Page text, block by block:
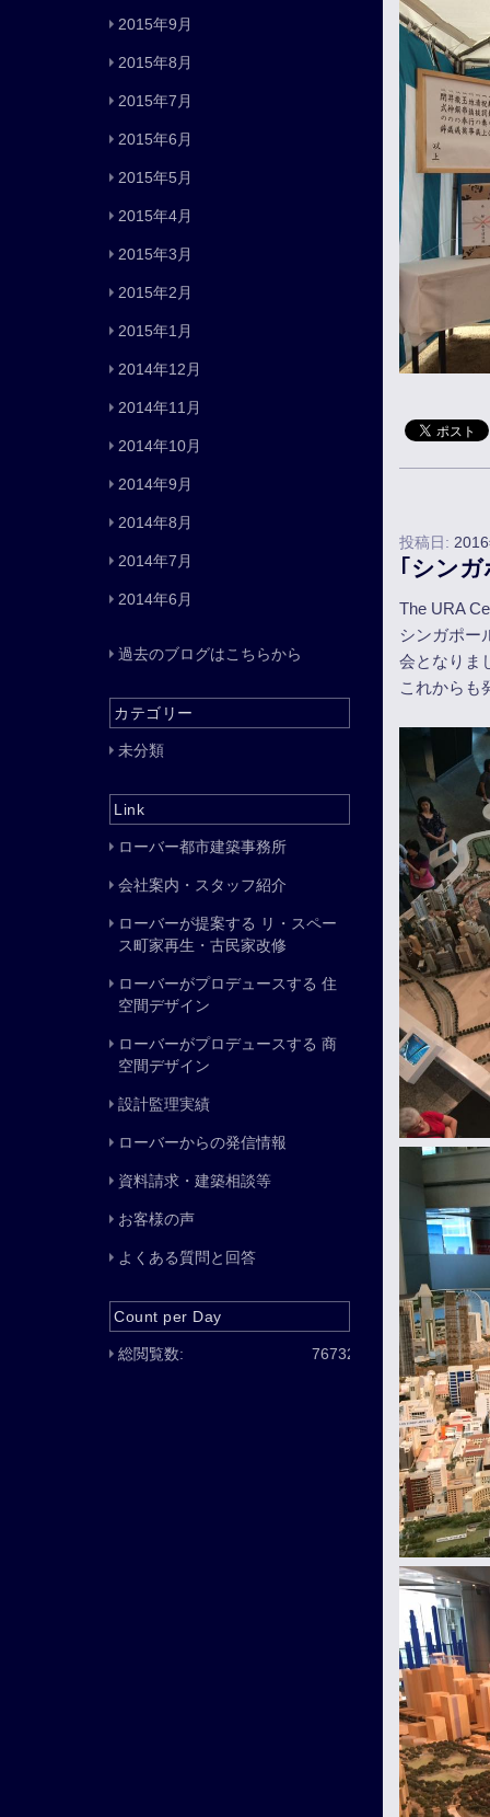
投稿日:
｢シン
The URA
シンガポー
会となりま
これからも
2015年9月
2015年8月
2015年7月
2015年6月
2015年5月
2015年4月
2015年3月
2015年2月
2015年1月
2014年12月
2014年11月
2014年10月
2014年9月
2014年8月
2014年7月
2014年6月
過去のブログはこちらから
カテゴリー
未分類
Link
ローバー都市建築事務所
会社案内・スタッフ紹介
ローバーが提案する リ・スペー
ス町家再生・古民家改修
ローバーがプロデュースする 住
空間デザイン
ローバーがプロデュースする 商
空間デザイン
設計監理実績
ローバーからの発信情報
資料請求・建築相談等
お客様の声
よくある質問と回答
Count per Day
76732
総閲覧数: